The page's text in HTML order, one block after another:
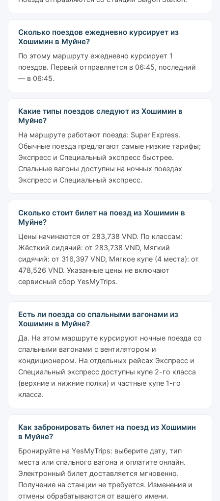
Сколько поездов ежедневно курсирует из
Хошимин в Муйне?
По этому маршруту ежедневно курсирует 1
поездов. Первый отправляется в 06:45, последний
— в 06:45.
Какие типы поездов следуют из Хошимин в
Муйне?
На маршруте работают поезда: Super Express.
Обычные поезда предлагают самые низкие тарифы;
Экспресс и Специальный экспресс быстрее.
Спальные вагоны доступны на ночных поездах
Экспресс и Специальный экспресс.
Сколько стоит билет на поезд из Хошимин в
Муйне?
Цены начинаются от 283,738 VND. По классам:
Жёсткий сидячий: от 283,738 VND, Мягкий
сидячий: от 316,397 VND, Мягкое купе (4 места): от
478,526 VND. Указанные цены не включают
сервисный сбор YesMyTrips.
Есть ли поезда со спальными вагонами из
Хошимин в Муйне?
Да. На этом маршруте курсируют ночные поезда со
спальными вагонами с вентилятором и
кондиционером. На отдельных рейсах Экспресс и
Специальный экспресс доступны купе 2-го класса
(верхние и нижние полки) и частные купе 1-го
класса.
Как забронировать билет на поезд из Хошимин
в Муйне?
Бронируйте на YesMyTrips: выберите дату, тип
места или спального вагона и оплатите онлайн.
Электронный билет доставляется мгновенно.
Получение на станции не требуется. Изменения и
отмены обрабатываются от вашего имени.